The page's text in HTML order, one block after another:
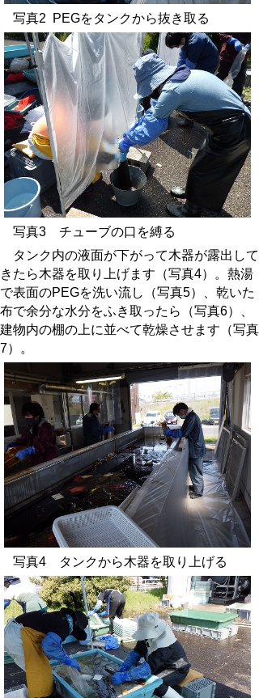
写真2 PEGをタンクから抜き取る
写真3 チューブの口を縛る
タンク内の液面が下がって木器が露出して
きたら木器を取り上げます（写真4）。熱湯
で表面のPEGを洗い流し（写真5）、乾いた
布で余分な水分をふき取ったら（写真6）、
建物内の棚の上に並べて乾燥させます（写真
7）。
写真4 タンクから木器を取り上げる